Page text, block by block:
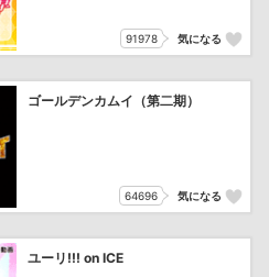
91978 気になる
ゴールデンカムイ（第二期）
64696 気になる
ユーリ!!! on ICE